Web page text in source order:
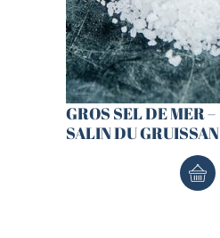
GROS SEL DE MER –
SALIN DU GRUISSAN